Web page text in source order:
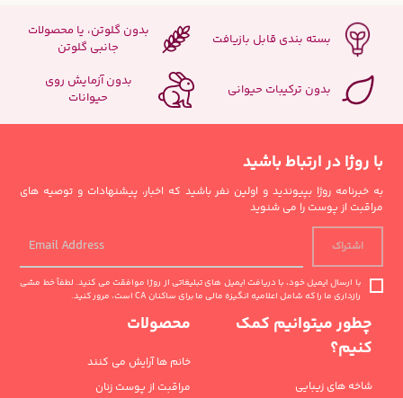
بسته بندی قابل بازیافت
بدون گلوتن، یا محصولات
جانبی گلوتن
بدون ترکیبات حیوانی
بدون آزمایش روی
حیوانات
با روژا در ارتباط باشید
به خبرنامه روژا بپیوندید و اولین نفر باشید که اخبار، پیشنهادات و توصیه های
مراقبت از پوست را می شنوید
اشتراک
با ارسال ایمیل خود، با دریافت ایمیل های تبلیغاتی از روژا موافقت می کنید. لطفاً خط مشی
رازداری ما را که شامل اعلامیه انگیزه مالی ما برای ساکنان CA است، مرور کنید.
چطور میتوانیم کمک
کنیم؟
شاخه های زیبایی
محصولات
خانم ها آرایش می کنند
مراقبت از پوست زنان